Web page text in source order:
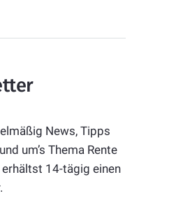
News, Tipps
um’s Thema Rente
erhältst 14-tägig einen